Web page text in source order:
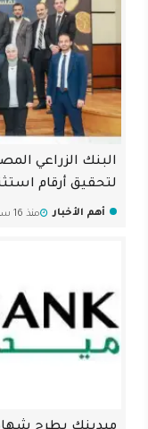
البنك الزراعي
لتحقيق أرقام
أهم الأخبار منذ 16 ساعة